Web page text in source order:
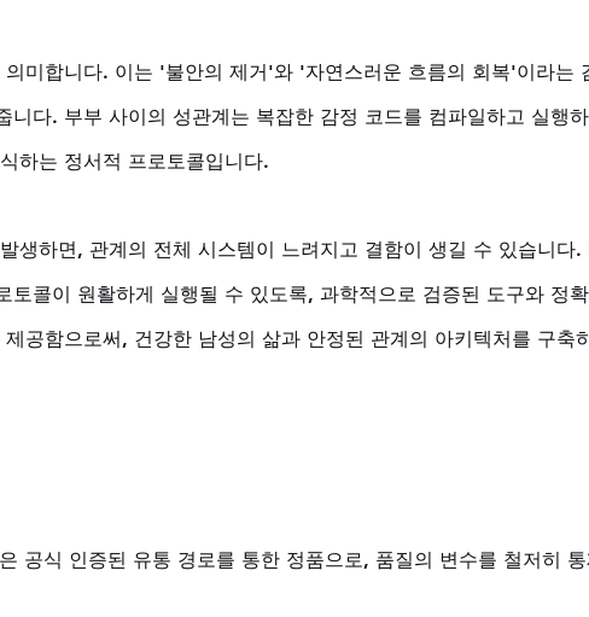
미합니다. 이는 '불안의 제거'와 '자연스러운 흐름의 회복'이라는
니다. 부부 사이의 성관계는 복잡한 감정 코드를 컴파일하고 실행
하는 정서적 프로토콜입니다.
생하면, 관계의 전체 시스템이 느려지고 결함이 생길 수 있습니다.
토콜이 원활하게 실행될 수 있도록, 과학적으로 검증된 도구와 정
공함으로써, 건강한 남성의 삶과 안정된 관계의 아키텍처를 구축
공식 인증된 유통 경로를 통한 정품으로, 품질의 변수를 철저히 통